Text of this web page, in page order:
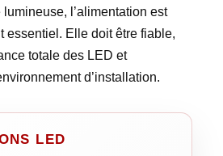
l’alimentation est
essentiel. Elle doit être fiable,
totale des LED et
d’installation.
LED